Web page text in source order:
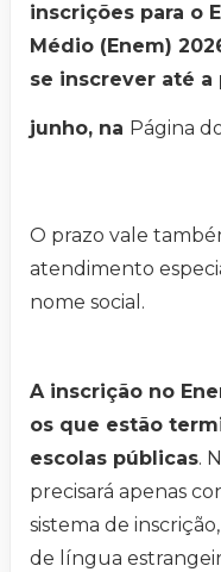
inscrições para o
Médio (Enem)
se inscrever até a
junho, na Página
O prazo vale
atendimento
nome social.
A inscrição no
os que estão
escolas públicas.
precisará apenas
sistema de
de língua